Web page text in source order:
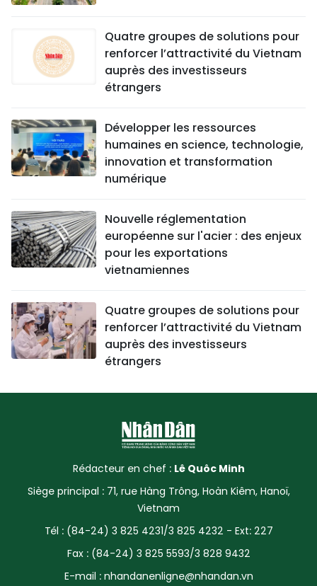
Quatre groupes de solutions pour
renforcer l’attractivité du Vietnam
auprès des investisseurs
étrangers
Développer les ressources
humaines en science, technologie,
innovation et transformation
numérique
Nouvelle réglementation
européenne sur l'acier : des enjeux
pour les exportations
vietnamiennes
Quatre groupes de solutions pour
renforcer l’attractivité du Vietnam
auprès des investisseurs
étrangers
Rédacteur en chef : Lê Quôc Minh
Siège principal : 71, rue Hàng Trông, Hoàn Kiêm, Hanoï,
Vietnam
Tél : (84-24) 3 825 4231/3 825 4232 - Ext: 227
Fax : (84-24) 3 825 5593/3 828 9432
E-mail : nhandanenligne@nhandan.vn